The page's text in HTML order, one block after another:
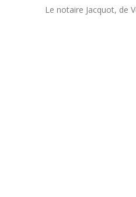
Le notaire Jacquot, de